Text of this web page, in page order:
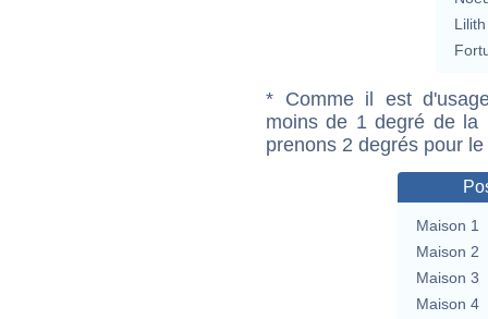
Lilith
* Comme il est
moins de 1 degré de la
prenons 2 degrés pour
Maison 1
Maison 2
Maison 3
Maison 4